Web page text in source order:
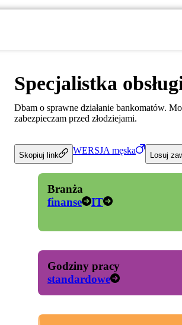
Specjalistka
Dbam o sprawne działanie bankomatów.
zabezpieczam przed złodziejami.
Skopiuj link WERSJA męska
Losuj
Branża
finanse
IT
Godziny pracy
standardowe